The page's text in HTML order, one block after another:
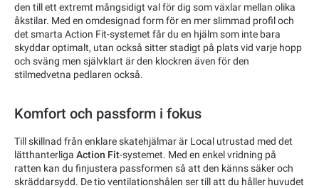
den till ett extremt mångsidigt val för dig som växlar mellan olika
åkstilar. Med en omdesignad form för en mer slimmad profil och
det smarta Action Fit-systemet får du en hjälm som inte bara
skyddar optimalt, utan också sitter stadigt på plats vid varje hopp
och sväng men självklart är den klockren även för den
stilmedvetna pedlaren också.
Komfort och passform i fokus
Till skillnad från enklare skatehjälmar är Local utrustad med det
lätthanterliga Action Fit-systemet. Med en enkel vridning på
ratten kan du finjustera passformen så att den känns säker och
skräddarsydd. De tio ventilationshålen ser till att du håller huvudet